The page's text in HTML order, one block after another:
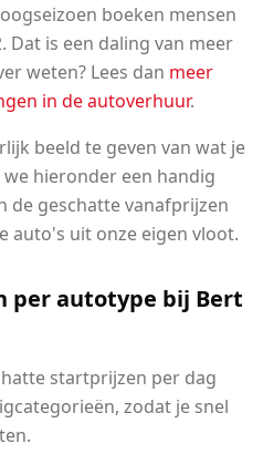
boeken mensen
Dat is een daling van meer
weten? Lees dan meer
in de autoverhuur.
beeld te geven van wat je
hieronder een handig
de geschatte vanafprijzen
auto's uit onze eigen vloot.
per autotype bij Bert
startprijzen per dag
zodat je snel